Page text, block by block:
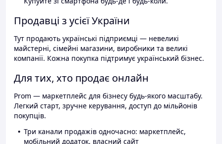
Продавці з усієї України
Тут продають українські підприємці — невеликі
майстерні, сімейні магазини, виробники та великі
компанії. Кожна покупка підтримує український бізнес.
Для тих, хто продає онлайн
Prom — маркетплейс для бізнесу будь-якого масштабу.
Легкий старт, зручне керування, доступ до мільйонів
покупців.
Три канали продажів одночасно: маркетплейс,
мобільний додаток, власний сайт